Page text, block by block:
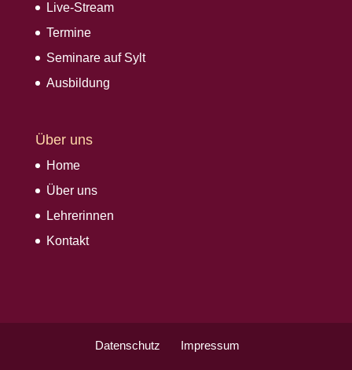
Live-Stream
Termine
Seminare auf Sylt
Ausbildung
Über uns
Home
Über uns
Lehrerinnen
Kontakt
Datenschutz Impressum